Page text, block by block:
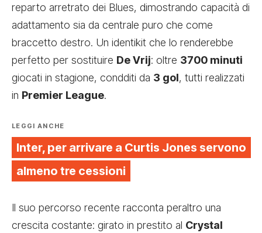
reparto arretrato dei Blues, dimostrando capacità di
adattamento sia da centrale puro che come
braccetto destro. Un identikit che lo renderebbe
perfetto per sostituire De Vrij: oltre 3700 minuti
giocati in stagione, condditi da 3 gol, tutti realizzati
in Premier League.
LEGGI ANCHE
Inter, per arrivare a Curtis Jones servono
almeno tre cessioni
Il suo percorso recente racconta peraltro una
crescita costante: girato in prestito al Crystal